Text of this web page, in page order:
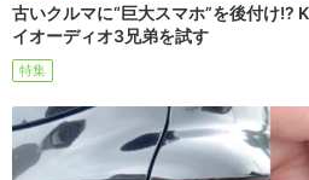
古いクルマに“巨大スマホ”を後付け!?
イオーディオ3兄弟を試す
特集